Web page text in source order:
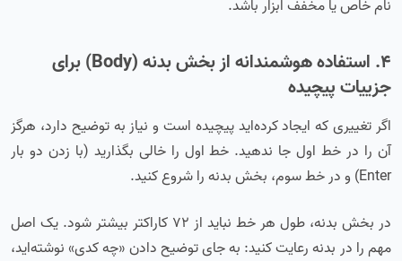
نام خاص یا مخفف ابزار باشد.
۴. استفاده هوشمندانه از بخش بدنه (Body) برای
جزییات پیچیده
اگر تغییری که ایجاد کرده‌اید پیچیده است و نیاز به توضیح دارد، هرگز
آن را در خط اول جا ندهید. خط اول را خالی بگذارید (با زدن دو بار
Enter) و در خط سوم، بخش بدنه را شروع کنید.
در بخش بدنه، طول هر خط نباید از ۷۲ کاراکتر بیشتر شود. یک اصل
مهم را در بدنه رعایت کنید: به جای توضیح دادن «چه کدی» نوشته‌اید،